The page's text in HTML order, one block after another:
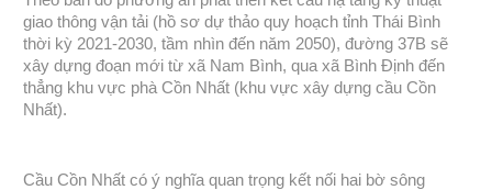
giao thông vận tải (hồ sơ dự thảo quy hoạch tỉnh Thái Bình
thời kỳ 2021-2030, tầm nhìn đến năm 2050), đường 37B sẽ
xây dựng đoạn mới từ xã Nam Bình, qua xã Bình Định đến
thẳng khu vực phà Cồn Nhất (khu vực xây dựng cầu Cồn
Nhất).
Cầu Cồn Nhất có ý nghĩa quan trọng kết nối hai bờ sông